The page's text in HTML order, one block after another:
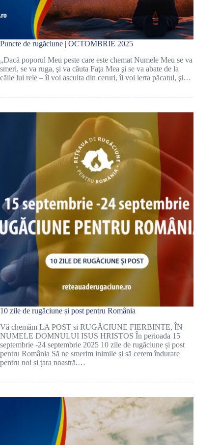
Puncte de rugăciune | OCTOMBRIE 2025
„Dacă poporul Meu peste care este chemat Numele Meu se va
smeri, se va ruga, şi va căuta Faţa Mea şi se va abate de la
căile lui rele – îl voi asculta din ceruri, îi voi ierta păcatul, şi…
10 zile de rugăciune și post pentru România
Vă chemăm LA POST si RUGĂCIUNE FIERBINTE, ÎN
NUMELE DOMNULUI ISUS HRISTOS În perioada 15
septembrie -24 septembrie 2025 10 zile de rugăciune și post
pentru România Să ne smerim inimile și să cerem îndurare
pentru noi și țara noastră.…